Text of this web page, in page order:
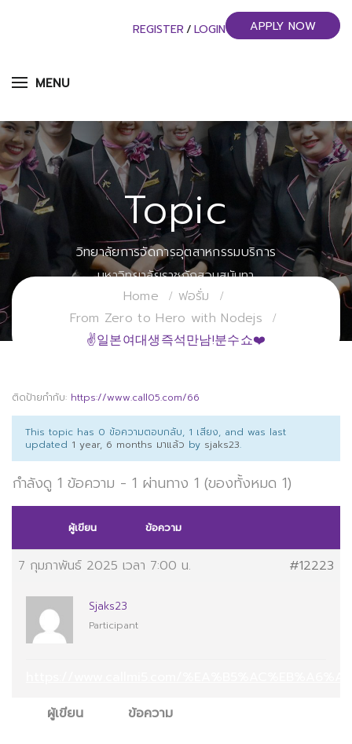
MENU
REGISTER / LOGIN APPLY NOW
Topic
วิทยาลัยการจัดการอุตสาหกรรมบริการ
มหาวิทยาลัยราชภัฏสวนสุนันทา
Home
ฟอรั่ม
From Zero to Hero with Nodejs
✌일본여대생즉석만남!분수쇼❤️
ติดป้ายกำกับ: https://www.call05.com/66
This topic has 0 ข้อความตอบกลับ, 1 เสียง, and was last
updated 1 year, 6 months มาแล้ว by sjaks23.
กำลังดู 1 ข้อความ - 1 ผ่านทาง 1 (ของทั้งหมด 1)
ผู้เขียน ข้อความ
7 กุมภาพันธ์ 2025 เวลา 7:00 น. #12223
Sjaks23
Participant
ผู้เขียน
ข้อความ